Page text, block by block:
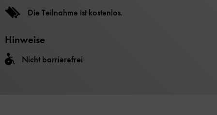
Die Teilnahme ist kostenlos.
Hinweise
Nicht barrierefrei